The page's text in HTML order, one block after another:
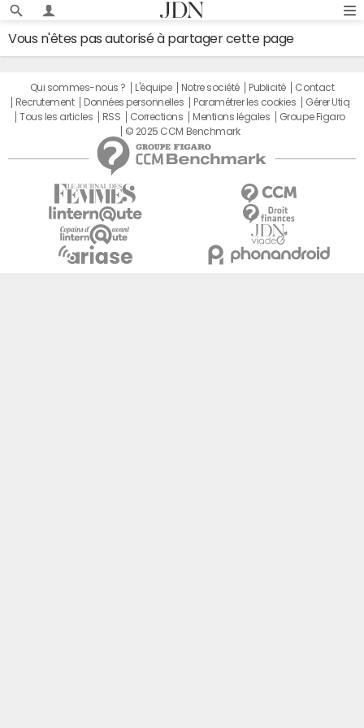
Vous n'êtes pas autorisé à partager cette page
Qui sommes-nous ? L'équipe Notre société Publicité
Contact
Recrutement
Données personnelles Paramétrer les cookies
Gérer Utiq
Tous les articles
RSS Corrections Mentions légales
Groupe Figaro
© 2025 CCM Benchmark